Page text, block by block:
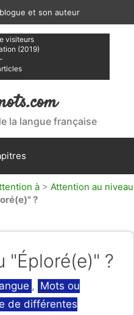
et son auteur
visiteurs
(2019)
la langue française
à > Attention au niveau
?
"Éploré(e)" ?
, Mots ou
de différentes